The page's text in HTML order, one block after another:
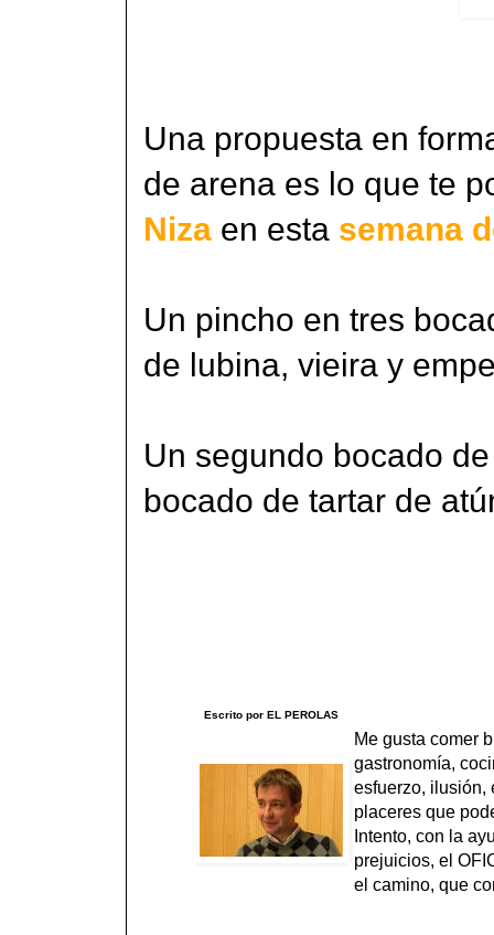
Una propuesta en
de arena es lo que te
Niza en esta semana
Un pincho en tres
de lubina, vieira y
Un segundo bocado
bocado de tartar de
Escrito por EL PEROLAS
Me gusta comer
gastronomía,
esfuerzo, ilusión,
placeres que
Intento, con la
prejuicios, el
el camino, que